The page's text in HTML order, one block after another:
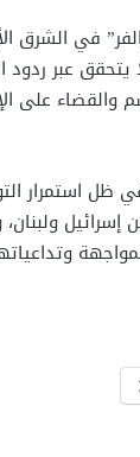
في الشرق
يتحقق عبر
والقضاء على
استمرار
إسرائيل